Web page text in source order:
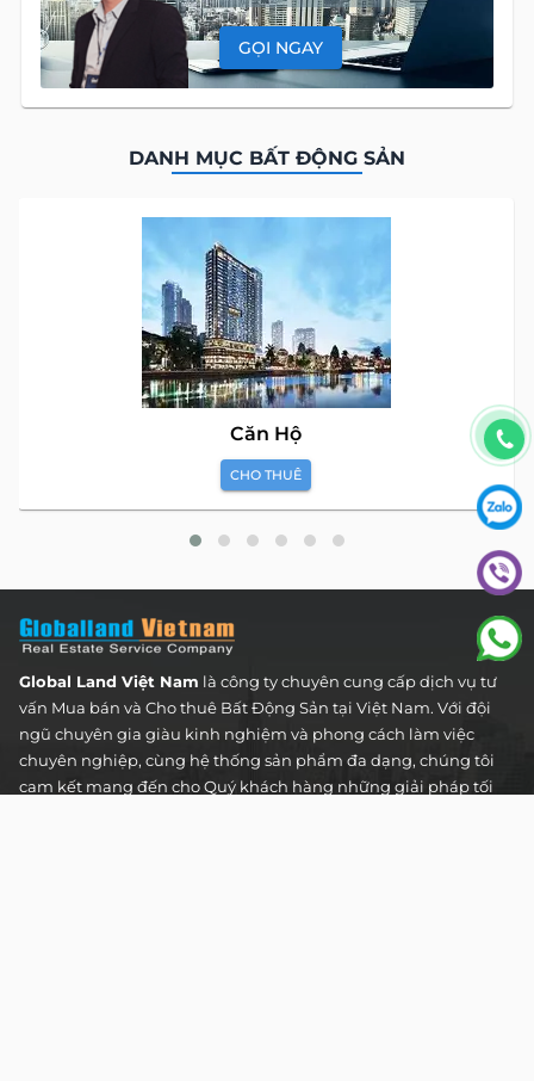
GỌI NGAY
DANH MỤC BẤT ĐỘNG SẢN
Căn Hộ
CHO THUÊ
Global Land Việt Nam là công ty chuyên cung cấp dịch vụ tư
vấn Mua bán và Cho thuê Bất Động Sản tại Việt Nam. Với đội
ngũ chuyên gia giàu kinh nghiệm và phong cách làm việc
chuyên nghiệp, cùng hệ thống sản phẩm đa dạng, chúng tôi
cam kết mang đến cho Quý khách hàng những giải pháp tối